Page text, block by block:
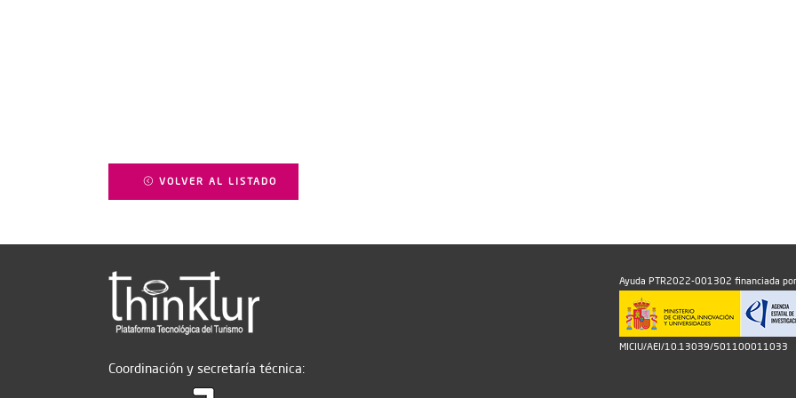
VOLVER AL LISTADO
Coordinación y secretaría técnica:
Ayuda PTR2022-001302 financiada
MICIU/AEI/10.13039/501100011033